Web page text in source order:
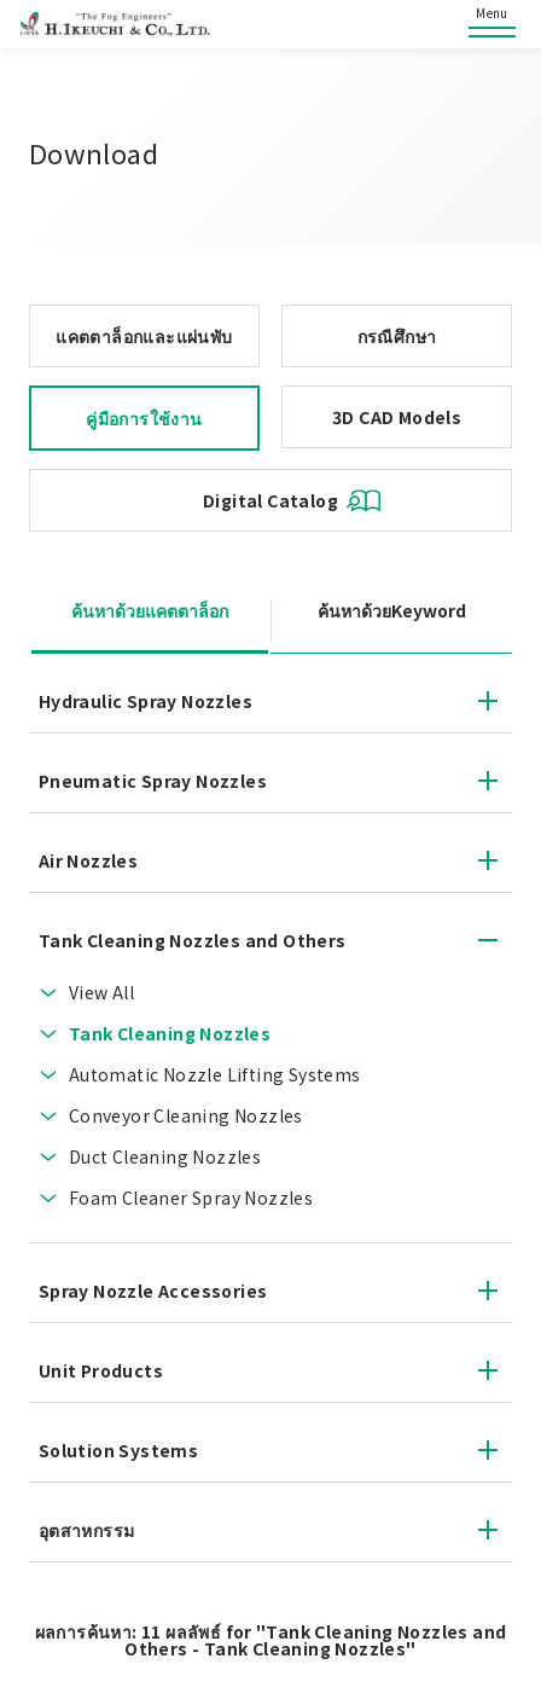
Menu
Download
แคตตาล็อกและแผ่นพับ กรณีศึกษา
คู่มือการใช้งาน 3D CAD Models
Digital Catalog
ค้นหาด้วยแคตตาล็อก ค้นหาด้วยKeyword
Hydraulic Spray Nozzles
Pneumatic Spray Nozzles
Air Nozzles
Tank Cleaning Nozzles and Others
View All
Tank Cleaning Nozzles
Automatic Nozzle Lifting Systems
Conveyor Cleaning Nozzles
Duct Cleaning Nozzles
Foam Cleaner Spray Nozzles
Spray Nozzle Accessories
Unit Products
Solution Systems
อุตสาหกรรม
ผลการค้นหา: 11 ผลลัพธ์ for "Tank Cleaning Nozzles and
Others - Tank Cleaning Nozzles"